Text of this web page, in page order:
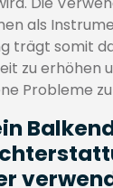
als
trägt somit
zu erhöhen
Probleme